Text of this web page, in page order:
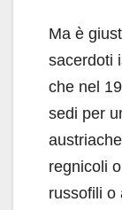
Ma è
sacerdoti
che nel
sedi per
regnicoli
russofili o